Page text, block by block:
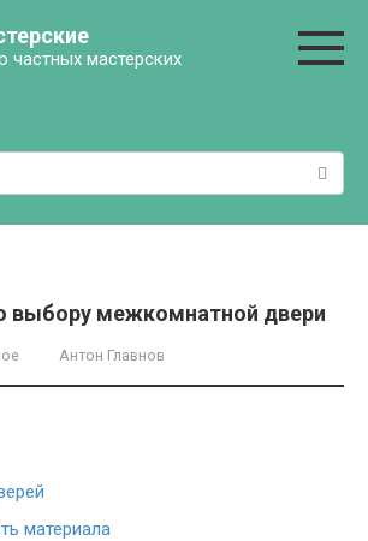
частных мастерских
выбору межкомнатной двери
Антон Главнов
материала